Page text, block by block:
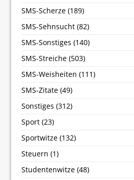
SMS-Scherze (189)
SMS-Sehnsucht (82)
SMS-Sonstiges (140)
SMS-Streiche (503)
SMS-Weisheiten (111)
SMS-Zitate (49)
Sonstiges (312)
Sport (23)
Sportwitze (132)
Steuern (1)
Studentenwitze (48)